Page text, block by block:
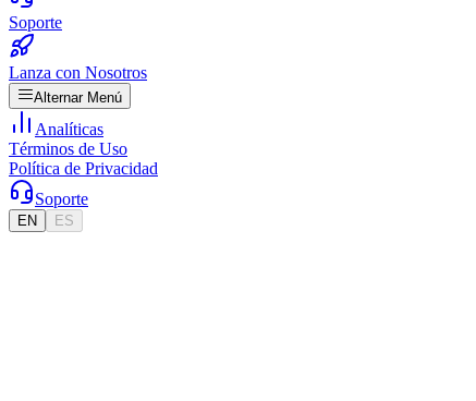
Soporte
Lanza con Nosotros
Alternar Menú
Analíticas
Términos de Uso
Política de Privacidad
Soporte
EN ES